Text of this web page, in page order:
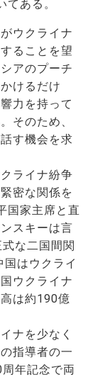
ある。
ウクライナ
ることを望
アのプーチ
けるだけ
力を持って
そのため、
す機会を求
ライナ紛争
密な関係を
国家主席と直
スキーは言
な二国間関
はウクライ
ウクライナ
は約190億
ナを少なく
指導者の一
年記念で両